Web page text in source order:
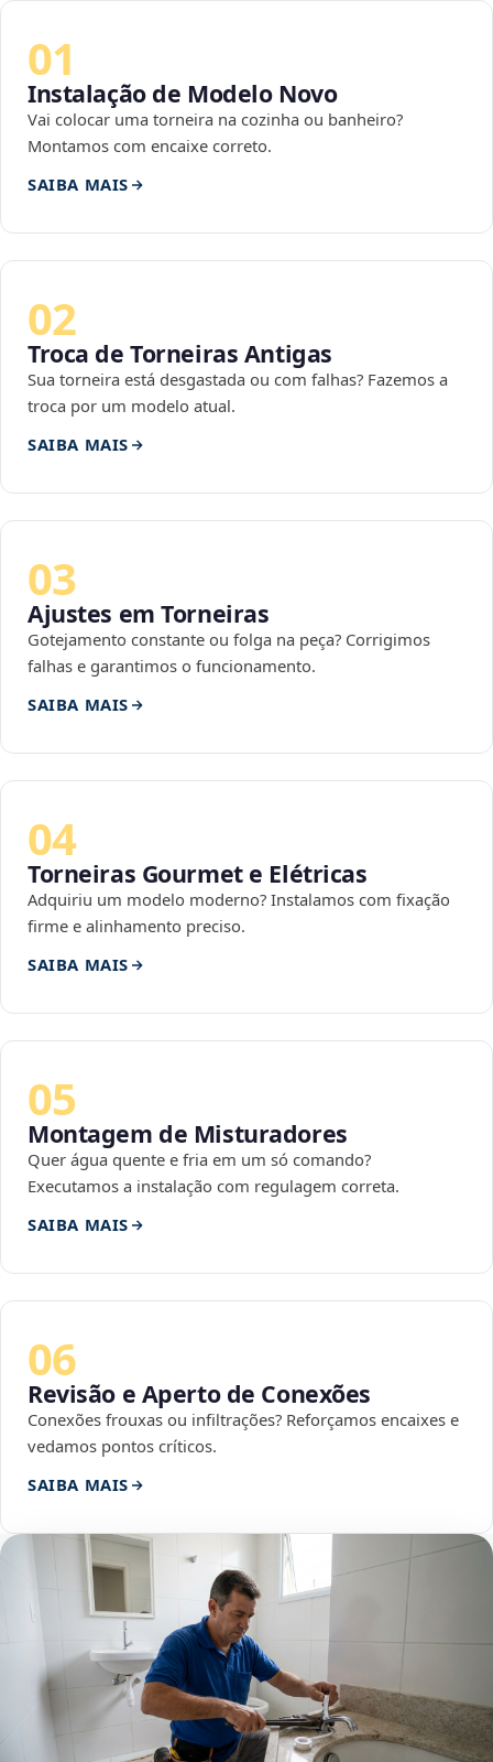
01
Instalação de Modelo Novo
Vai colocar uma torneira na cozinha ou banheiro?
Montamos com encaixe correto.
SAIBA MAIS
02
Troca de Torneiras Antigas
Sua torneira está desgastada ou com falhas? Fazemos a
troca por um modelo atual.
SAIBA MAIS
03
Ajustes em Torneiras
Gotejamento constante ou folga na peça? Corrigimos
falhas e garantimos o funcionamento.
SAIBA MAIS
04
Torneiras Gourmet e Elétricas
Adquiriu um modelo moderno? Instalamos com fixação
firme e alinhamento preciso.
SAIBA MAIS
05
Montagem de Misturadores
Quer água quente e fria em um só comando?
Executamos a instalação com regulagem correta.
SAIBA MAIS
06
Revisão e Aperto de Conexões
Conexões frouxas ou infiltrações? Reforçamos encaixes e
vedamos pontos críticos.
SAIBA MAIS